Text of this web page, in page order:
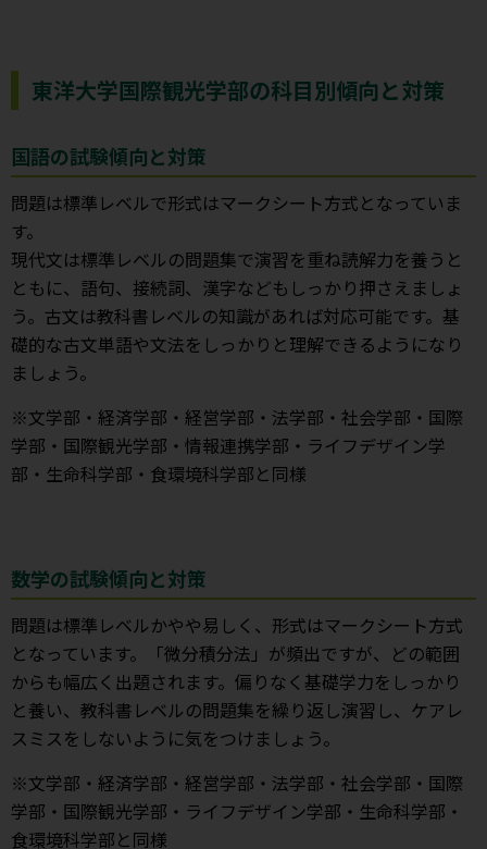
東洋大学国際観光学部の科目別傾向と対策
国語の試験傾向と対策
問題は標準レベルで形式はマークシート方式となっていま
す。
現代文は標準レベルの問題集で演習を重ね読解力を養うと
ともに、語句、接続詞、漢字などもしっかり押さえましょ
う。古文は教科書レベルの知識があれば対応可能です。基
礎的な古文単語や文法をしっかりと理解できるようになり
ましょう。
※文学部・経済学部・経営学部・法学部・社会学部・国際
学部・国際観光学部・情報連携学部・ライフデザイン学
部・生命科学部・食環境科学部と同様
数学の試験傾向と対策
問題は標準レベルかやや易しく、形式はマークシート方式
となっています。「微分積分法」が頻出ですが、どの範囲
からも幅広く出題されます。偏りなく基礎学力をしっかり
と養い、教科書レベルの問題集を繰り返し演習し、ケアレ
スミスをしないように気をつけましょう。
※文学部・経済学部・経営学部・法学部・社会学部・国際
学部・国際観光学部・ライフデザイン学部・生命科学部・
食環境科学部と同様